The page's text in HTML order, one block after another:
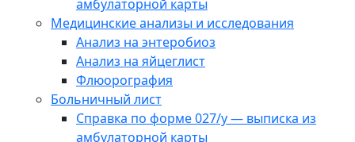
амбулаторной карты
Медицинские анализы и исследования
Анализ на энтеробиоз
Анализ на яйцеглист
Флюорография
Больничный лист
Справка по форме 027/у — выписка из
амбулаторной карты